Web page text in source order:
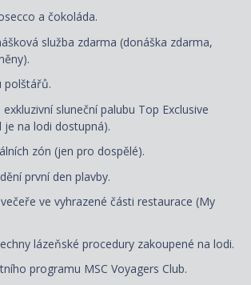
a čokoláda.
služba zdarma (donáška zdarma,
polštářů.
sluneční palubu Top Exclusive
je na lodi dostupná).
zón (jen pro dospělé).
první den plavby.
ve vyhrazené části restaurace (My
lázeňské procedury zakoupené na lodi.
programu MSC Voyagers Club.